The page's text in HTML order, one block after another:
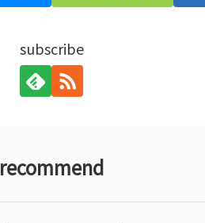
subscribe
recommend